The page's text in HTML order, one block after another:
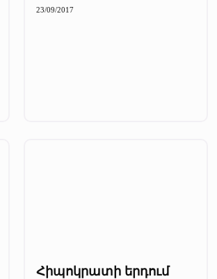
23/09/2017
Հիպոկրատի երդում